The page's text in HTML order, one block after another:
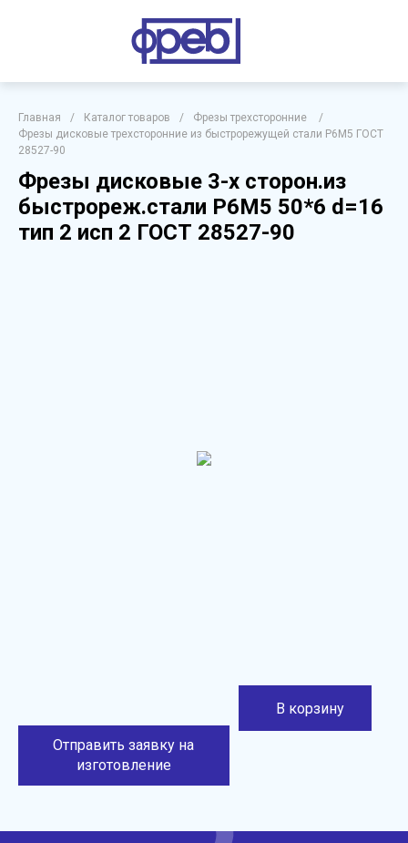
Главная / Каталог товаров / Фрезы трехсторонние
/
Фрезы дисковые трехсторонние из быстрорежущей стали Р6М5 ГОСТ
28527-90
Фрезы дисковые 3-х сторон.из
быстрореж.стали Р6М5 50*6 d=16
тип 2 исп 2 ГОСТ 28527-90
Отправить заявку на
изготовление
В корзину